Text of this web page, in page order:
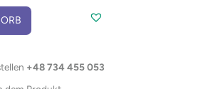
+48 734 455 053